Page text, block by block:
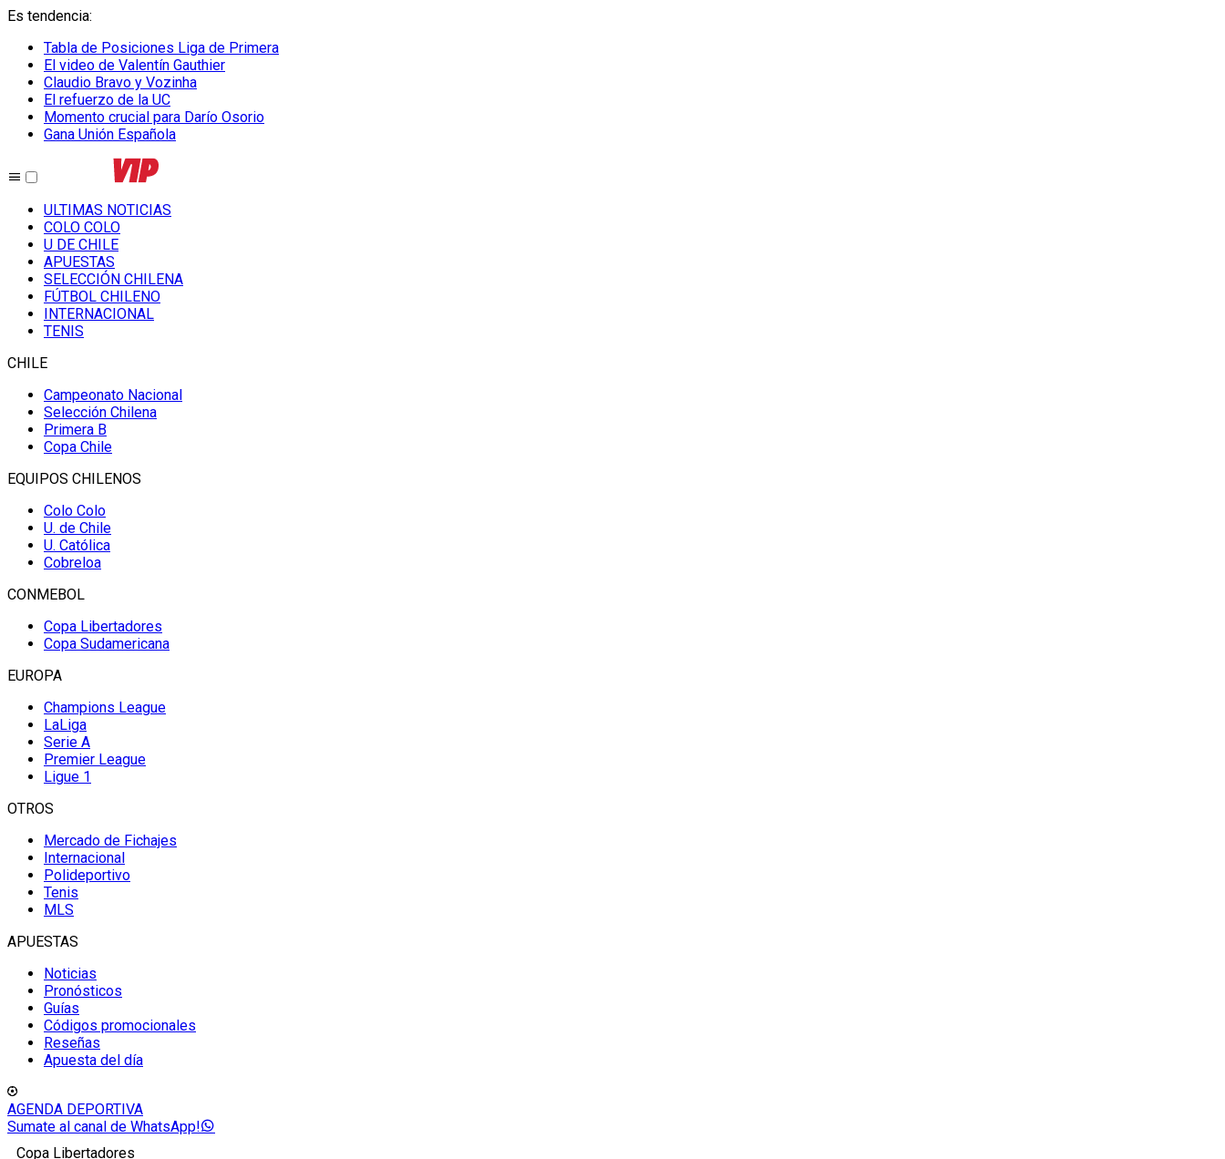
Es tendencia:
Tabla de Posiciones Liga de Primera
El video de Valentín Gauthier
Claudio Bravo y Vozinha
El refuerzo de la UC
Momento crucial para Darío Osorio
Gana Unión Española
ULTIMAS NOTICIAS
COLO COLO
U DE CHILE
APUESTAS
SELECCIÓN CHILENA
FÚTBOL CHILENO
INTERNACIONAL
TENIS
CHILE
Campeonato Nacional
Selección Chilena
Primera B
Copa Chile
EQUIPOS CHILENOS
Colo Colo
U. de Chile
U. Católica
Cobreloa
CONMEBOL
Copa Libertadores
Copa Sudamericana
EUROPA
Champions League
LaLiga
Serie A
Premier League
Ligue 1
OTROS
Mercado de Fichajes
Internacional
Polideportivo
Tenis
MLS
APUESTAS
Noticias
Pronósticos
Guías
Códigos promocionales
Reseñas
Apuesta del día
AGENDA DEPORTIVA
Sumate al canal de WhatsApp!
Copa Libertadores